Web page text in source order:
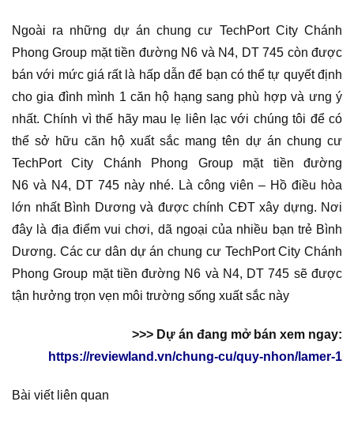
Ngoài ra những dự án chung cư TechPort City Chánh
Phong Group mặt tiền đường N6 và N4, DT 745 còn được
bán với mức giá rất là hấp dẫn để bạn có thể tự quyết định
cho gia đình mình 1 căn hộ hạng sang phù hợp và ưng ý
nhất. Chính vì thế hãy mau lẹ liên lạc với chúng tôi để có
thể sở hữu căn hộ xuất sắc mang tên dự án chung cư
TechPort City Chánh Phong Group mặt tiền đường
N6 và N4, DT 745 này nhé. Là công viên – Hồ điều hòa
lớn nhất Bình Dương và được chính CĐT xây dựng. Nơi
đây là địa điểm vui chơi, dã ngoại của nhiều bạn trẻ Bình
Dương. Các cư dân dự án chung cư TechPort City Chánh
Phong Group mặt tiền đường N6 và N4, DT 745 sẽ được
tận hưởng trọn vẹn môi trường sống xuất sắc này
>>> Dự án đang mở bán xem ngay:
https://reviewland.vn/chung-cu/quy-nhon/lamer-1
Bài viết liên quan